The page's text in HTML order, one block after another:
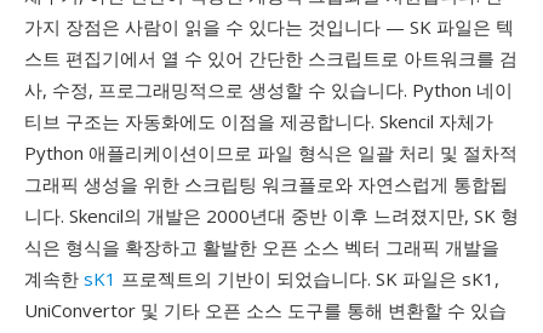
가지 장점은 사람이 읽을 수 있다는 것입니다 — SK 파일은 텍
스트 편집기에서 열 수 있어 간단한 스크립트로 아트워크를 검
사, 수정, 프로그래밍적으로 생성할 수 있습니다. Python 네이
티브 구조는 자동화에도 이점을 제공합니다. Skencil 자체가
Python 애플리케이션이므로 파일 형식은 일괄 처리 및 절차적
그래픽 생성을 위한 스크립팅 워크플로와 자연스럽게 통합됩
니다. Skencil의 개발은 2000년대 중반 이후 느려졌지만, SK 형
식은 형식을 확장하고 활발한 오픈 소스 벡터 그래픽 개발을
계속한 sK1 프로젝트의 기반이 되었습니다. SK 파일은 sK1,
UniConvertor 및 기타 오픈 소스 도구를 통해 변환할 수 있습